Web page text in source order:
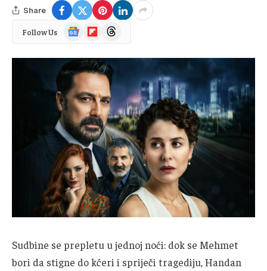
Share
Follow Us
Google
News
FlipboardThreads
Sudbine se prepletu u jednoj noći: dok se Mehmet
bori da stigne do kćeri i spriječi tragediju, Handan